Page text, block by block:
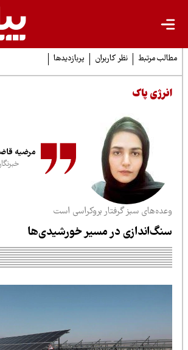
مرتبط نظر کاربران پربازدیدها
پاک
مرضیه قاضی‌زاده
خبرنگار
سبز گرفتار بروکراسی است
در مسیر خورشیدی‌ها